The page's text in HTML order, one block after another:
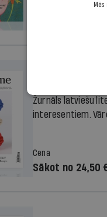
Žurnāls latviešu
interesentiem.
Cena
Sākot no 24,50